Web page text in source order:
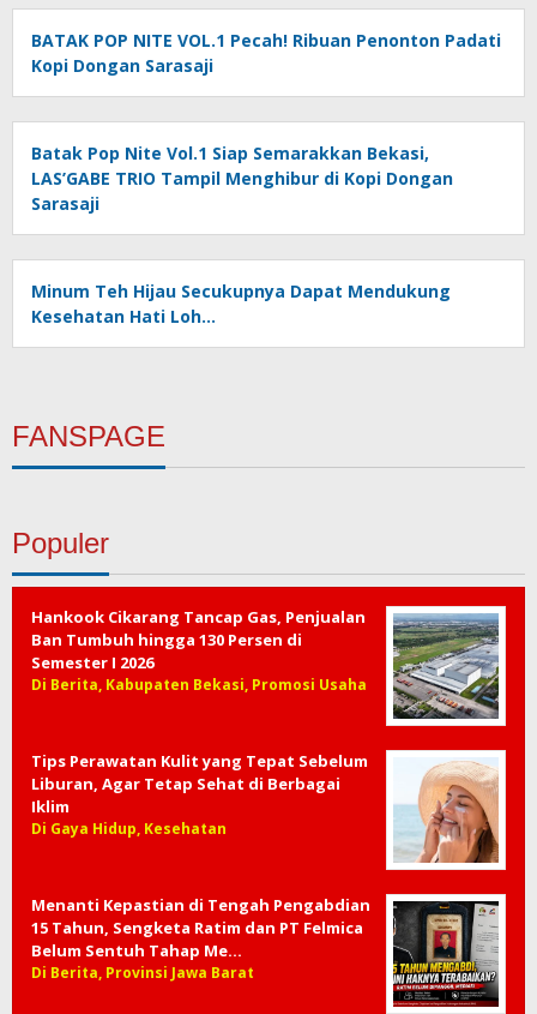
BATAK POP NITE VOL.1 Pecah! Ribuan Penonton Padati
Kopi Dongan Sarasaji
Batak Pop Nite Vol.1 Siap Semarakkan Bekasi,
LAS’GABE TRIO Tampil Menghibur di Kopi Dongan
Sarasaji
Minum Teh Hijau Secukupnya Dapat Mendukung
Kesehatan Hati Loh…
FANSPAGE
Populer
Hankook Cikarang Tancap Gas, Penjualan
Ban Tumbuh hingga 130 Persen di
Semester I 2026
Di Berita, Kabupaten Bekasi, Promosi Usaha
Tips Perawatan Kulit yang Tepat Sebelum
Liburan, Agar Tetap Sehat di Berbagai
Iklim
Di Gaya Hidup, Kesehatan
Menanti Kepastian di Tengah Pengabdian
15 Tahun, Sengketa Ratim dan PT Felmica
Belum Sentuh Tahap Me…
Di Berita, Provinsi Jawa Barat